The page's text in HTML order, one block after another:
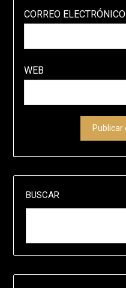
CORREO ELECTRÓNICO
WEB
BUSCAR